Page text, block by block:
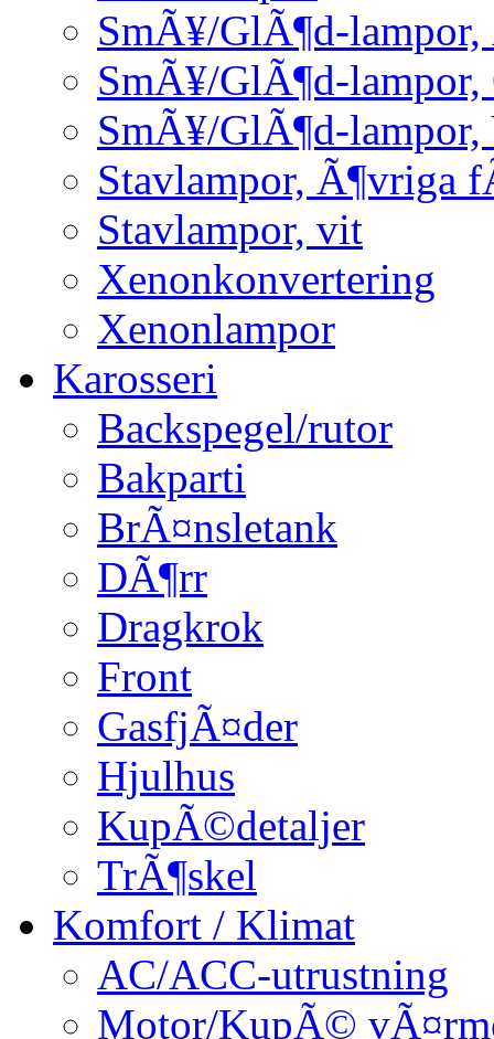
SmÃ¥/GlÃ¶d-
SmÃ¥/GlÃ¶d-lampor,
SmÃ¥/GlÃ¶d-
Stavlampor, Ã¶vriga
Stavlampor, vit
Xenonkonvertering
Xenonlampor
Karosseri
Backspegel/rutor
Bakparti
BrÃ¤nsletank
DÃ¶rr
Dragkrok
Front
GasfjÃ¤der
Hjulhus
KupÃ©detaljer
TrÃ¶skel
Komfort / Klimat
AC/ACC-utrustning
Motor/KupÃ©